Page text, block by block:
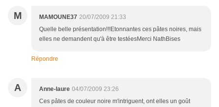
M MAMOUNE37 20/07/2009 21:33
Quelle belle présentation!!!Etonnantes ces pâtes noires, mais
elles ne demandent qu'à être testéesMerci NathBises
Répondre
A Anne-laure 04/07/2009 23:26
Ces pâtes de couleur noire m'intriguent, ont elles un goût